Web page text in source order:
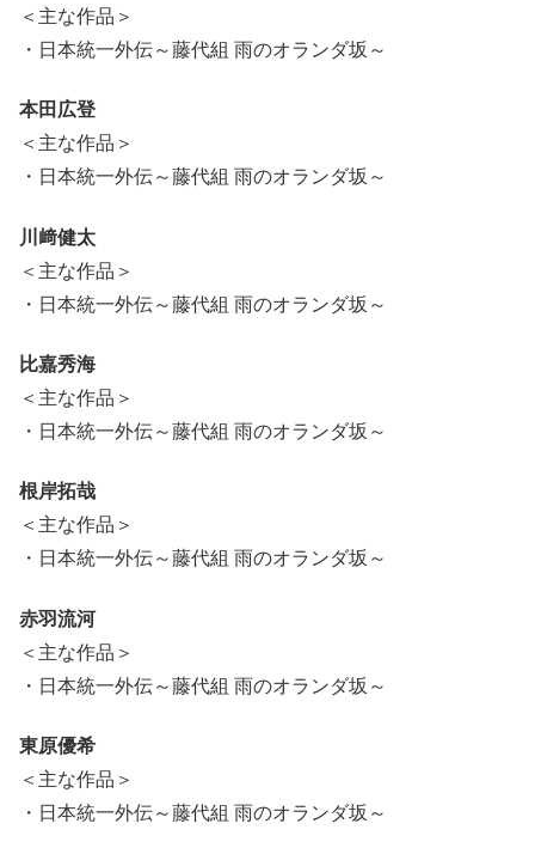
＜主な作品＞
・日本統一外伝～藤代組 雨のオランダ坂～
本田広登
＜主な作品＞
・日本統一外伝～藤代組 雨のオランダ坂～
川﨑健太
＜主な作品＞
・日本統一外伝～藤代組 雨のオランダ坂～
比嘉秀海
＜主な作品＞
・日本統一外伝～藤代組 雨のオランダ坂～
根岸拓哉
＜主な作品＞
・日本統一外伝～藤代組 雨のオランダ坂～
赤羽流河
＜主な作品＞
・日本統一外伝～藤代組 雨のオランダ坂～
東原優希
＜主な作品＞
・日本統一外伝～藤代組 雨のオランダ坂～